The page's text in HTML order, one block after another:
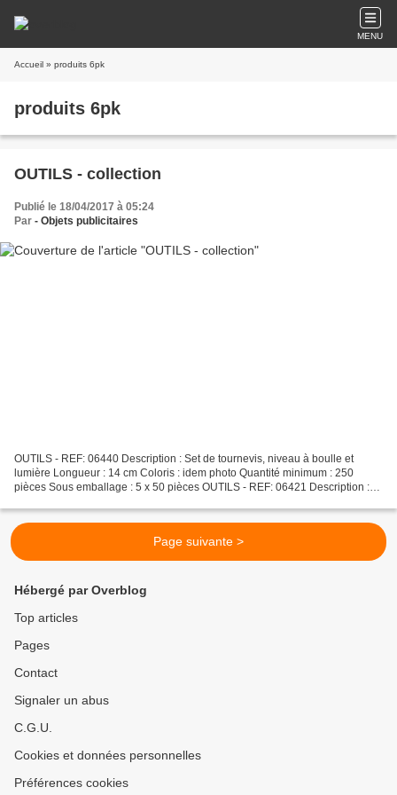
MENU
Accueil » produits 6pk
produits 6pk
OUTILS - collection
Publié le 18/04/2017 à 05:24
Par - Objets publicitaires
OUTILS - REF: 06440 Description : Set de tournevis, niveau à boulle et
lumière Longueur : 14 cm Coloris : idem photo Quantité minimum : 250
pièces Sous emballage : 5 x 50 pièces OUTILS - REF: 06421 Description :
Page suivante >
Hébergé par Overblog
Top articles
Pages
Contact
Signaler un abus
C.G.U.
Cookies et données personnelles
Préférences cookies